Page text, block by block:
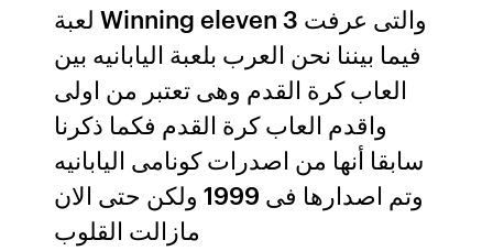
لعبة Winning eleven 3 والتى عرفت
فيما بيننا نحن العرب بلعبة اليابانيه بين
العاب كرة القدم وهى تعتبر من اولى
واقدم العاب كرة القدم فكما ذكرنا
سابقا أنها من اصدرات كونامى اليابانيه
وتم اصدارها فى 1999 ولكن حتى الان
مازالت القلوب